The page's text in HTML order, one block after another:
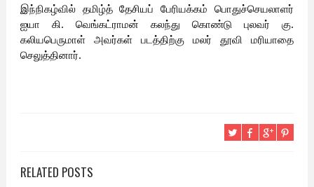
இந்நிகழ்வில் தமிழ்த் தேசியப் பேரியக்கம் பொதுச்செயலாளர்
ஐயா கி. வெங்கட்ராமன் கலந்து கொண்டு புலவர் கு.
கலியபெருமாள் அவர்கள் படத்திற்கு மலர் தூவி மரியாதை
செலுத்தினார்.
RELATED POSTS